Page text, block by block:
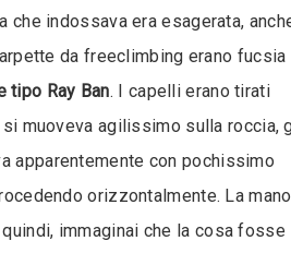
indossava era esagerata,
da freeclimbing erano fucsia
tipo Ray Ban. I capelli erano tirati
muoveva agilissimo sulla roccia,
apparentemente con pochissimo
orizzontalmente. La
immaginai che la cosa fosse